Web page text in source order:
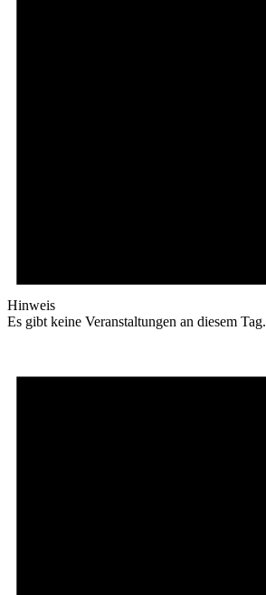
Hinweis
Es gibt keine Veranstaltungen an diesem Tag.